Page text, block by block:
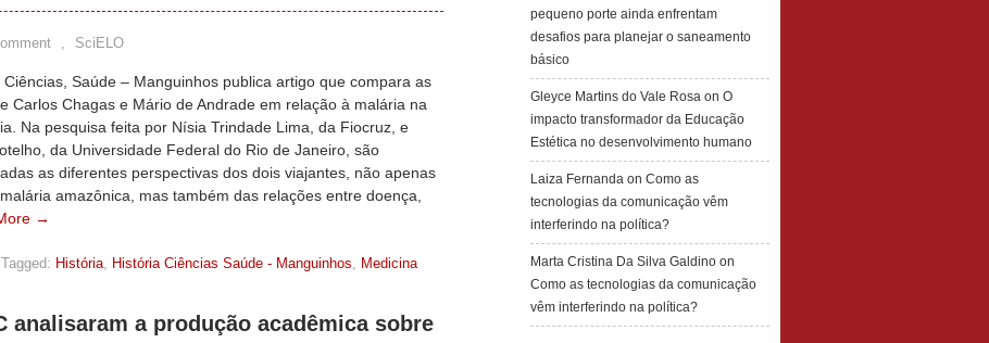
, SciELO
Ciências, Saúde – Manguinhos publica artigo que compara as
Carlos Chagas e Mário de Andrade em relação à malária na
Na pesquisa feita por Nísia Trindade Lima, da Fiocruz, e
da Universidade Federal do Rio de Janeiro, são
as diferentes perspectivas dos dois viajantes, não apenas
amazônica, mas também das relações entre doença,
→
Tagged: História, História Ciências Saúde - Manguinhos, Medicina
analisaram a produção acadêmica sobre
pequeno porte ainda enfrentam
desafios para planejar o saneamento
básico
Gleyce Martins do Vale Rosa on O
impacto transformador da Educação
Estética no desenvolvimento humano
Laiza Fernanda on Como as
tecnologias da comunicação vêm
interferindo na política?
Marta Cristina Da Silva Galdino on
Como as tecnologias da comunicação
vêm interferindo na política?